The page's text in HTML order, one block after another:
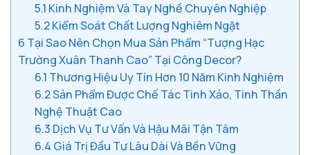
5.1 Kinh Nghiệm Và Tay Nghề Chuyên Nghiệp
5.2Kiểm Soát Chất Lượng Nghiêm Ngặt
6 Tại Sao Nên Chọn Mua Sản Phẩm “Tượng Hạc
Trường Xuân Thanh Cao” Tại Công Decor?
6.1 Thương Hiệu Uy Tín Hơn 10 Năm Kinh Nghiệm
6.2Sản Phẩm Được Chế Tác Tinh Xảo, Tinh Thần
Nghệ Thuật Cao
6.3 Dịch Vụ Tư Vấn Và Hậu Mãi Tận Tâm
6.4 Giá Trị Đầu Tư Lâu Dài Và Bền Vững